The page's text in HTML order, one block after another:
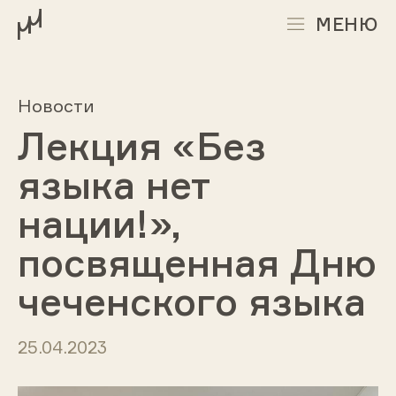
МЕНЮ
Новости
Лекция «Без
языка нет
нации!»,
посвященная Дню
чеченского языка
25.04.2023